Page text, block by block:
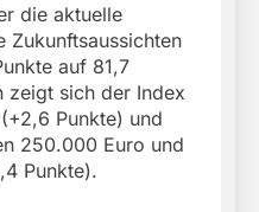
die aktuelle
Zukunftsaussichten
auf 81,7
zeigt sich der Index
Punkte) und
250.000 Euro und
Punkte).